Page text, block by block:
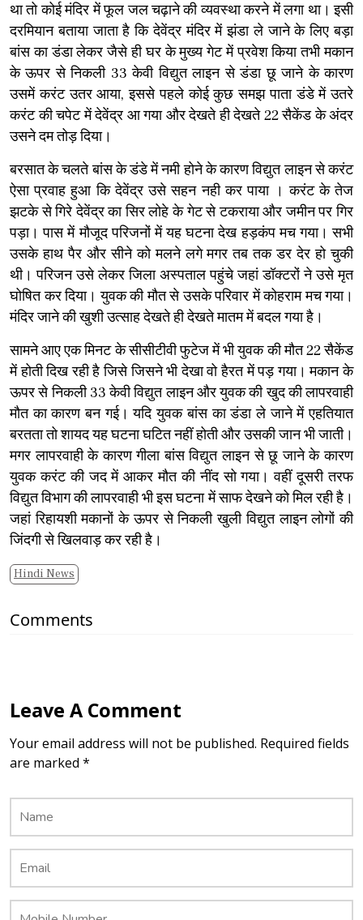
था तो कोई मंदिर में फूल जल चढ़ाने की व्यवस्था करने में लगा था। इसी
दरमियान बताया जाता है कि देवेंद्र मंदिर में झंडा ले जाने के लिए बड़ा
बांस का डंडा लेकर जैसे ही घर के मुख्य गेट में प्रवेश किया तभी मकान
के ऊपर से निकली 33 केवी विद्युत लाइन से डंडा छू जाने के कारण
उसमें करंट उतर आया, इससे पहले कोई कुछ समझ पाता डंडे में उतरे
करंट की चपेट में देवेंद्र आ गया और देखते ही देखते 22 सैकेंड के अंदर
उसने दम तोड़ दिया।
बरसात के चलते बांस के डंडे में नमी होने के कारण विद्युत लाइन से करंट
ऐसा प्रवाह हुआ कि देवेंद्र उसे सहन नही कर पाया । करंट के तेज
झटके से गिरे देवेंद्र का सिर लोहे के गेट से टकराया और जमीन पर गिर
पड़ा। पास में मौजूद परिजनों में यह घटना देख हड़कंप मच गया। सभी
उसके हाथ पैर और सीने को मलने लगे मगर तब तक डर देर हो चुकी
थी। परिजन उसे लेकर जिला अस्पताल पहुंचे जहां डॉक्टरों ने उसे मृत
घोषित कर दिया। युवक की मौत से उसके परिवार में कोहराम मच गया।
मंदिर जाने की खुशी उत्साह देखते ही देखते मातम में बदल गया है।
सामने आए एक मिनट के सीसीटीवी फुटेज में भी युवक की मौत 22 सैकेंड
में होती दिख रही है जिसे जिसने भी देखा वो हैरत में पड़ गया। मकान के
ऊपर से निकली 33 केवी विद्युत लाइन और युवक की खुद की लापरवाही
मौत का कारण बन गई। यदि युवक बांस का डंडा ले जाने में एहतियात
बरतता तो शायद यह घटना घटित नहीं होती और उसकी जान भी जाती।
मगर लापरवाही के कारण गीला बांस विद्युत लाइन से छू जाने के कारण
युवक करंट की जद में आकर मौत की नींद सो गया। वहीं दूसरी तरफ
विद्युत विभाग की लापरवाही भी इस घटना में साफ देखने को मिल रही है।
जहां रिहायशी मकानों के ऊपर से निकली खुली विद्युत लाइन लोगों की
जिंदगी से खिलवाड़ कर रही है।
Hindi News
Comments
Leave A Comment
Your email address will not be published. Required fields
are marked *